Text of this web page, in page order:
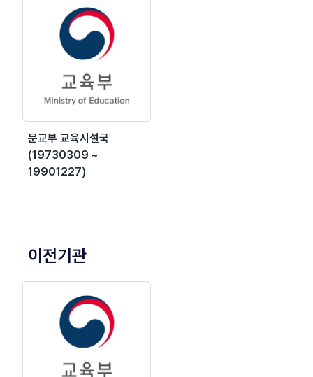
문교부 교육시설국
(19730309 ~
19901227)
이전기관